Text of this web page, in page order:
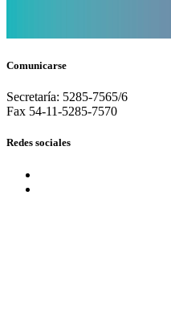
Comunicarse
Secretaría: 5285-7565/6
Fax 54-11-5285-7570
Redes sociales